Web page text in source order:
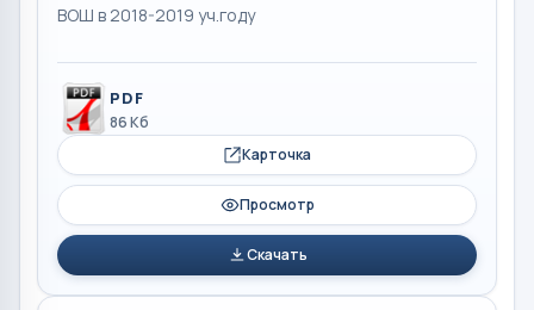
ВОШ в 2018-2019 уч.году
PDF
86 Кб
Карточка
Просмотр
Скачать